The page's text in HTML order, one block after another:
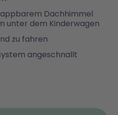
Dachhimmel
unter dem Kinderwagen
zu fahren
angeschnallt